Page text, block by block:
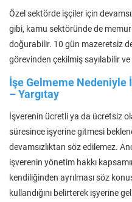
Özel sektörde işçiler için
gibi, kamu sektöründe de
doğurabilir. 10 gün mazeretsiz
görevinden çekilmiş sayılabilir
İşe Gelmeme Nedeniyle
– Yargıtay
İşverenin ücretli ya da ücretsiz
süresince işyerine gitmesi
devamsızlıktan söz edilemez.
işverenin yönetim hakkı
kendiliğinden ayrılması söz
kullandığını belirterek işyerine